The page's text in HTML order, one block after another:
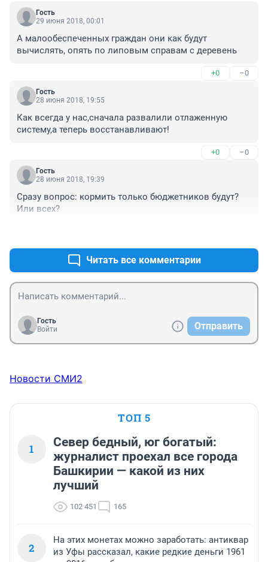
Гость
29 июня 2018, 00:01
А малообеспеченных граждан они как будут
вычислять, опять по липовым справам с деревень
+0 –0
Гость
28 июня 2018, 19:55
Как всегда у нас,сначала развалили отлаженную
систему,а теперь восстанавливают!
+0 –0
Гость
28 июня 2018, 19:39
Сразу вопрос: кормить только бюджетников будут?
Или всех?
Читать все комментарии
Гость
Войти
Отправить
Новости СМИ2
ТОП 5
1
Север бедный, юг богатый:
журналист проехал все города
Башкирии — какой из них
лучший
102 451 165
2
На этих монетах можно заработать: антиквар
из Уфы рассказал, какие редкие деньги 1961